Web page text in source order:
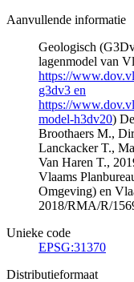
Aanvullende informatie
Geologisch
lagenmodel van
https://
g3dv3 en
https://
model-h3dv20)
Broothaers M.,
Lanckacker T.,
Van Haren T.,
Vlaams
Omgeving) en
2018/RMA/R/
Unieke code
EPSG:31370
Distributieformaat